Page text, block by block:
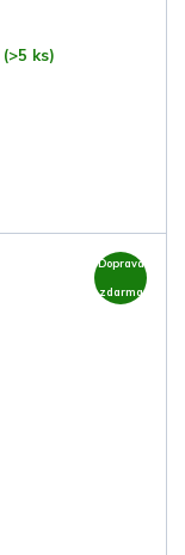
(>5 ks)
Doprava
zdarma